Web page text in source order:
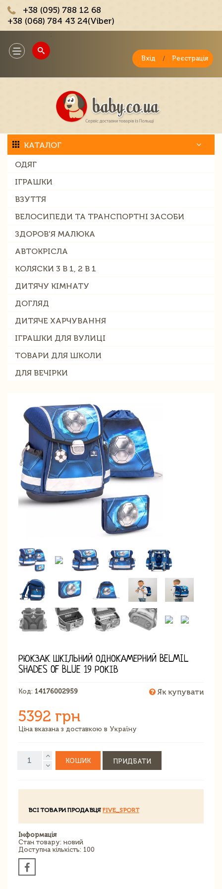
+38 (095) 788 12 68
+38 (068) 784 43 24(Viber)
Toggle
navigation
Вхід / Реєстрація
КАТАЛОГ
ОДЯГ
ІГРАШКИ
ВЗУТТЯ
ВЕЛОСИПЕДИ ТА ТРАНСПОРТНІ ЗАСОБИ
ЗДОРОВ'Я МАЛЮКА
АВТОКРІСЛА
КОЛЯСКИ 3 В 1, 2 В 1
ДИТЯЧУ КІМНАТУ
ДОГЛЯД
ДИТЯЧЕ ХАРЧУВАННЯ
ІГРАШКИ ДЛЯ ВУЛИЦІ
ТОВАРИ ДЛЯ ШКОЛИ
ДЛЯ ВЕЧІРКИ
РЮКЗАК ШКІЛЬНИЙ ОДНОКАМЕРНИЙ BELMIL
SHADES OF BLUE 19 РОКІВ
Код: 14176002959 Як купувати
5392 грн
Ціна вказана з доставкою в Україну
КОШИК ПРИДБАТИ
ВСІ ТОВАРИ ПРОДАВЦЯ FIVE_SPORT
Інформація
Стан товару: новий
Доступна кількість: 100